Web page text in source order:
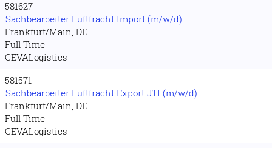
581627
Sachbearbeiter Luftfracht Import (m/w/d)
Frankfurt/Main, DE
Full Time
CEVALogistics
581571
Sachbearbeiter Luftfracht Export JTI (m/w/d)
Frankfurt/Main, DE
Full Time
CEVALogistics